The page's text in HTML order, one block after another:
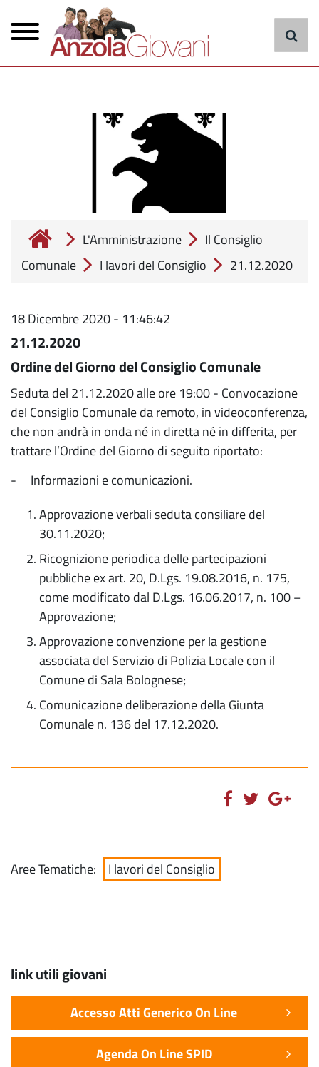
contenuto
principale
principale
cerca
L'Amministrazione
Il Consiglio
Comunale
I lavori del Consiglio 21.12.2020
18 Dicembre 2020 - 11:46:42
21.12.2020
Ordine del Giorno del Consiglio Comunale
Seduta del 21.12.2020 alle ore 19:00 - Convocazione
del Consiglio Comunale da remoto, in videoconferenza,
che non andrà in onda né in diretta né in differita, per
trattare l’Ordine del Giorno di seguito riportato:
- Informazioni e comunicazioni.
Approvazione verbali seduta consiliare del
30.11.2020;
Ricognizione periodica delle partecipazioni
pubbliche ex art. 20, D.Lgs. 19.08.2016, n. 175,
come modificato dal D.Lgs. 16.06.2017, n. 100 –
Approvazione;
Approvazione convenzione per la gestione
associata del Servizio di Polizia Locale con il
Comune di Sala Bolognese;
Comunicazione deliberazione della Giunta
Comunale n. 136 del 17.12.2020.
Aree Tematiche: I lavori del Consiglio
link utili giovani
Accesso Atti Generico On Line
Agenda On Line SPID